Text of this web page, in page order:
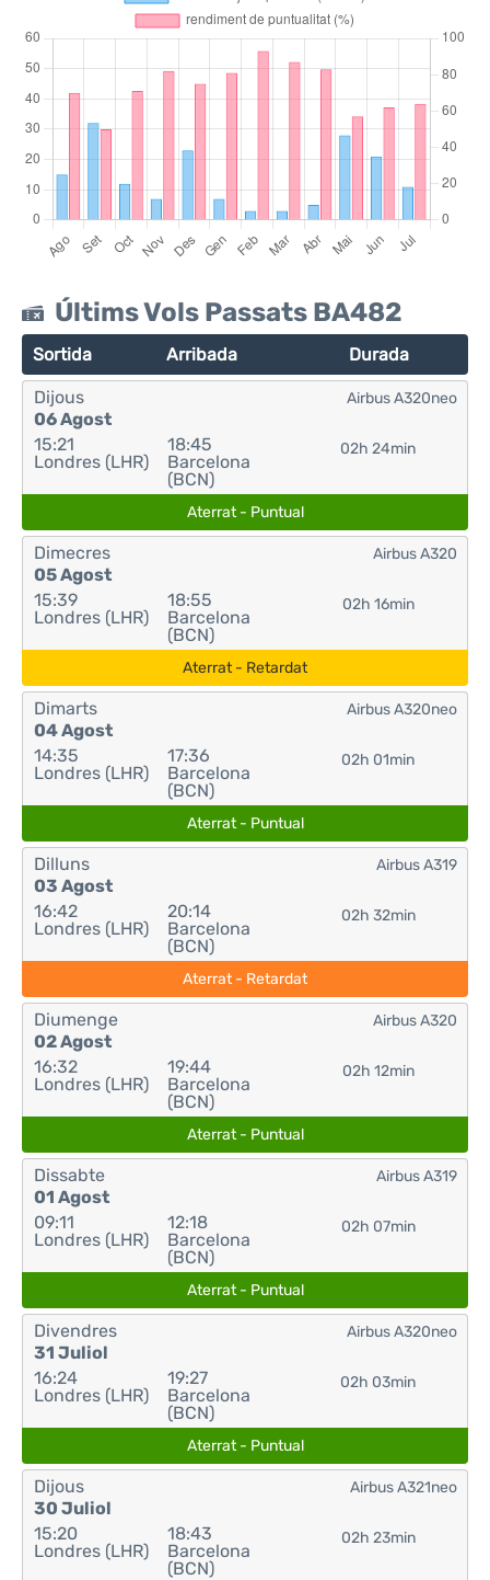
Últims Vols Passats BA482
Sortida Arribada Durada
Dijous
06 Agost
15:21
Londres (LHR)
18:45
Barcelona
(BCN)
02h 24min
Airbus A320neo
Aterrat - Puntual
Dimecres
05 Agost
15:39
Londres (LHR)
18:55
Barcelona
(BCN)
02h 16min
Airbus A320
Aterrat - Retardat
Dimarts
04 Agost
14:35
Londres (LHR)
17:36
Barcelona
(BCN)
02h 01min
Airbus A320neo
Aterrat - Puntual
Dilluns
03 Agost
16:42
Londres (LHR)
20:14
Barcelona
(BCN)
02h 32min
Airbus A319
Aterrat - Retardat
Diumenge
02 Agost
16:32
Londres (LHR)
19:44
Barcelona
(BCN)
02h 12min
Airbus A320
Aterrat - Puntual
Dissabte
01 Agost
09:11
Londres (LHR)
12:18
Barcelona
(BCN)
02h 07min
Airbus A319
Aterrat - Puntual
Divendres
31 Juliol
16:24
Londres (LHR)
19:27
Barcelona
(BCN)
02h 03min
Airbus A320neo
Aterrat - Puntual
Dijous
30 Juliol
15:20
Londres (LHR)
18:43
Barcelona
(BCN)
02h 23min
Airbus A321neo